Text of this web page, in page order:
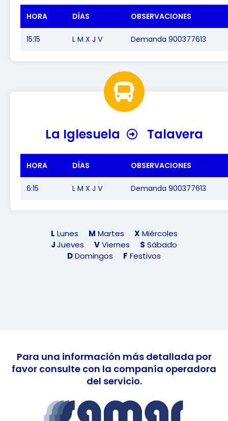
HORA DÍAS OBSERVACIONES
15:15 L M X J V Demanda 900377613
La Iglesuela Talavera
HORA DÍAS OBSERVACIONES
6:15 L M X J V Demanda 900377613
L Lunes M Martes XMiércoles
JJueves VViernes S Sábado
DDomingos F Festivos
Para una información más detallada por
favor consulte con la companía operadora
del servicio.